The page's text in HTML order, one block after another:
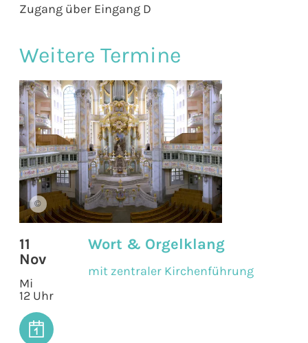
Zugang über Eingang D
Weitere Termine
©
11
Nov
Mi
12 Uhr
Wort & Orgelklang
mit zentraler Kirchenführung